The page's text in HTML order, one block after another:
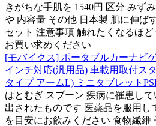
きがちな手肌を 1540円 区分 みず
や 内容量 その他 日本製 肌に伸ば
セット 注意事項 触れたくなるほ
お買い求めください
[モバイクス] ポータブルカーナビ
インチ対応(汎用品) 車載用取付ス
タイプ アームL) ミニタブレット
はとむぎ スプーン 疾病に罹患し
出されたものです 医薬品を服用し
を目安にお飲みください 食物繊維